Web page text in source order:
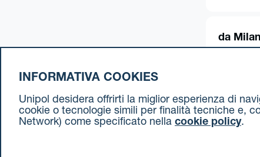
da
INFORMATIVA COOKIES
Unipol desidera offrirti la miglior esperienza di
cookie o tecnologie simili per finalità tecniche e,
Network) come specificato nella cookie policy.